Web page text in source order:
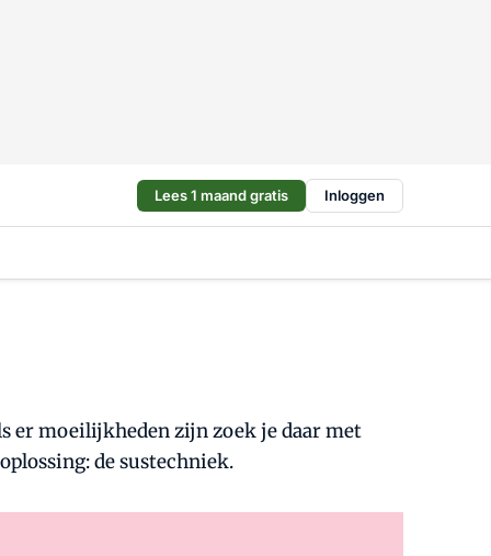
Lees 1 maand gratis Inloggen
er moeilijkheden zijn zoek je daar met
de sustechniek.